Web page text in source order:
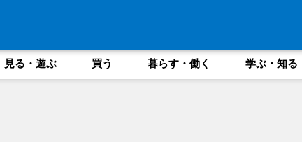
見る・遊ぶ 買う 暮らす・働く 学ぶ・知る